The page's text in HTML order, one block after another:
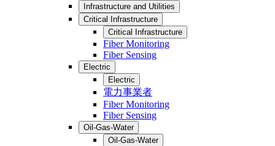
Infrastructure and Utilities
Critical Infrastructure
Critical Infrastructure
Fiber Monitoring
Fiber Sensing
Electric
Electric
電力事業者
Fiber Monitoring
Fiber Sensing
Oil-Gas-Water
Oil-Gas-Water